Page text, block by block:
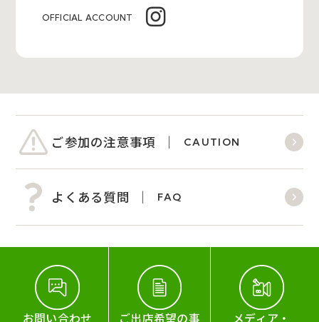
OFFICIAL ACCOUNT
ご参加の注意事項 CAUTION
よくある質問 FAQ
お問い合わせ ご出店希望の事 メディア・